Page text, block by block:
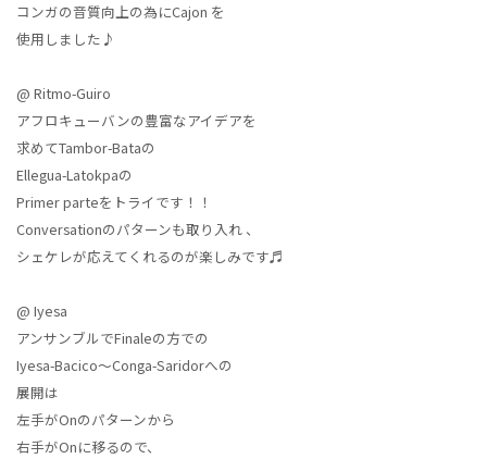
コンガの音質向上の為にCajon を
使用しました♪
@ Ritmo-Guiro
アフロキューバンの豊富なアイデアを
求めてTambor-Bataの
Ellegua-Latokpaの
Primer parteをトライです！！
Conversationのパターンも取り入れ 、
シェケレが応えてくれるのが楽しみです♬
@ Iyesa
アンサンブルでFinaleの方での
Iyesa-Bacico〜Conga-Saridorへの
展開は
左手がOnのパターンから
右手がOnに移るので、